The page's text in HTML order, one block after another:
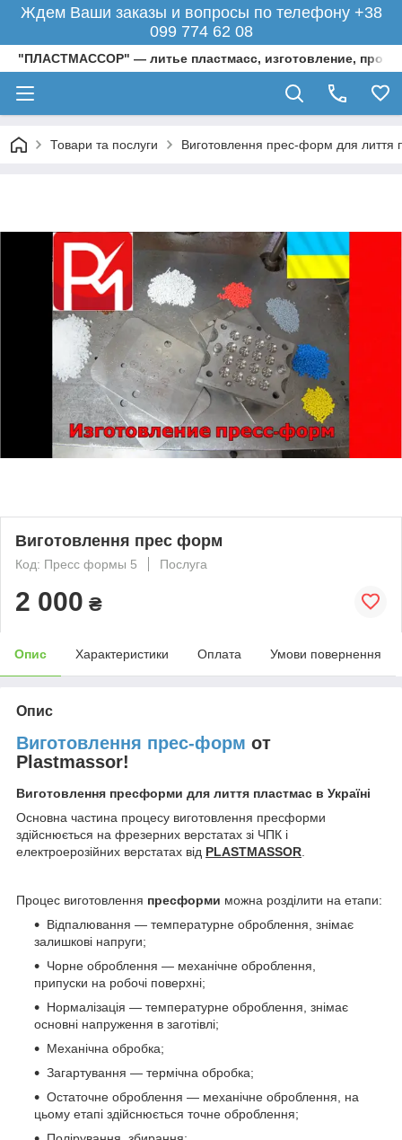
Ждем Ваши заказы и вопросы по телефону +38
099 774 62 08
"ПЛАСТМАССОР" — литье пластмасс, изготовление,
Товари та послуги Виготовлення прес-форм для лиття
Виготовлення прес форм
Код: Пресс формы 5 Послуга
2 000 ₴
Опис Характеристики Оплата Умови повернення
Опис
Виготовлення прес-форм от
Plastmassor!
Виготовлення пресформи для лиття пластмас в Україні
Основна частина процесу виготовлення пресформи
здійснюється на фрезерних верстатах зі ЧПК і
електроерозійних верстатах від PLASTMASSOR.
Процес виготовлення пресформи можна розділити на етапи:
Відпалювання — температурне оброблення, знімає
залишкові напруги;
Чорне оброблення — механічне оброблення,
припуски на робочі поверхні;
Нормалізація — температурне оброблення, знімає
основні напруження в заготівлі;
Механічна обробка;
Загартування — термічна обробка;
Остаточне оброблення — механічне оброблення, на
цьому етапі здійснюється точне оброблення;